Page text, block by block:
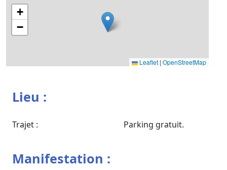
+
−
Leaflet | OpenStreetMap
Lieu :
Trajet : Parking gratuit.
Manifestation :